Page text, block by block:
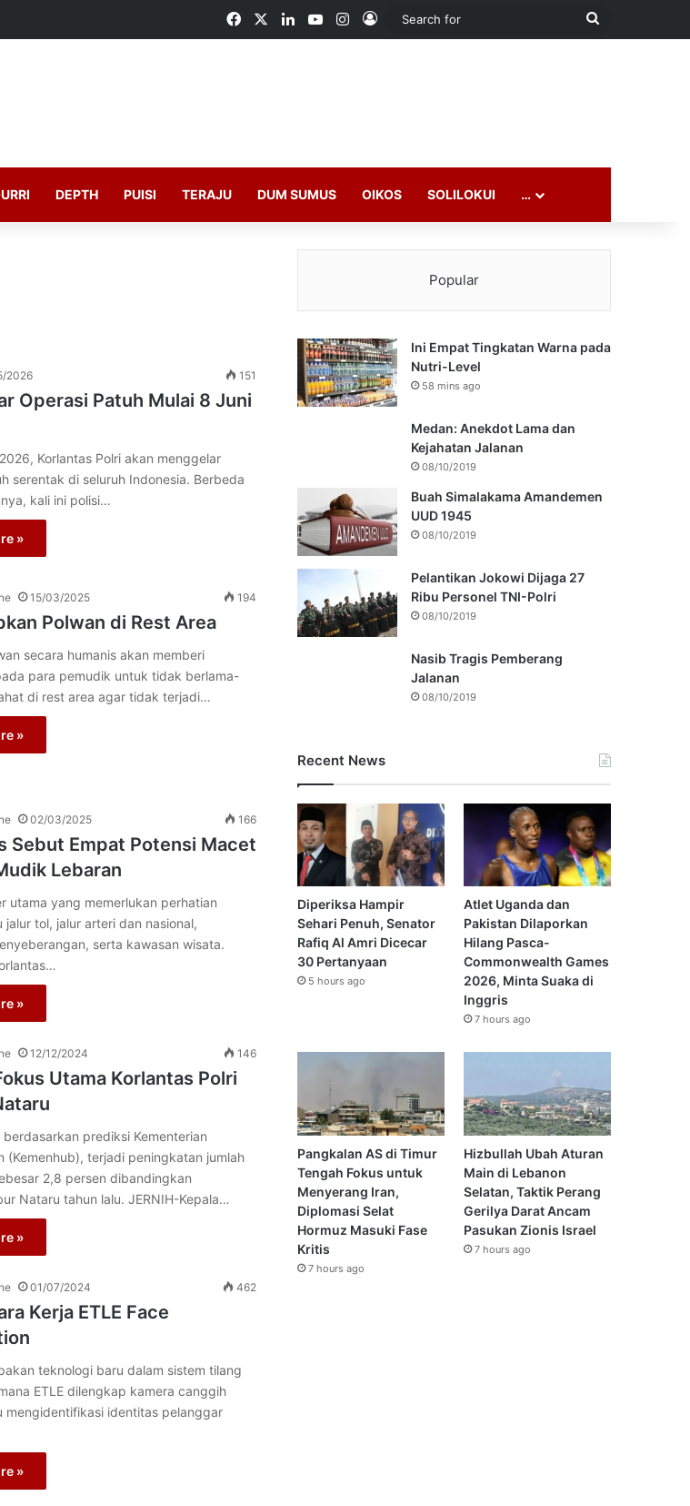
FacebookLinkedInYouTubeInstagram
Log In
Search
DEPTH PUISI TERAJU DUM SUMUS OIKOS SOLILOKUI …
2026 151
Operasi Patuh Mulai 8 Juni
Korlantas Polri akan menggelar
serentak di seluruh Indonesia. Berbeda
kali ini polisi…
»
15/03/2025 194
Polwan di Rest Area
secara humanis akan memberi
para pemudik untuk tidak berlama-
di rest area agar tidak terjadi…
»
02/03/2025 166
Sebut Empat Potensi Macet
Lebaran
utama yang memerlukan perhatian
jalur tol, jalur arteri dan nasional,
serta kawasan wisata.
»
12/12/2024 146
Utama Korlantas Polri
berdasarkan prediksi Kementerian
(Kemenhub), terjadi peningkatan jumlah
2,8 persen dibandingkan
Nataru tahun lalu. JERNIH-Kepala…
»
01/07/2024 462
Kerja ETLE Face
teknologi baru dalam sistem tilang
ETLE dilengkap kamera canggih
mengidentifikasi identitas pelanggar
»
Popular
Ini Empat Tingkatan Warna pada
Nutri-Level
58 mins ago
Medan: Anekdot Lama dan
Kejahatan Jalanan
08/10/2019
Buah Simalakama Amandemen
UUD 1945
08/10/2019
Pelantikan Jokowi Dijaga 27
Ribu Personel TNI-Polri
08/10/2019
Nasib Tragis Pemberang
Jalanan
08/10/2019
Recent News
Diperiksa Hampir
Sehari Penuh, Senator
Rafiq Al Amri Dicecar
30 Pertanyaan
5 hours ago
Atlet Uganda dan
Pakistan Dilaporkan
Hilang Pasca-
Commonwealth Games
2026, Minta Suaka di
Inggris
7 hours ago
Pangkalan AS di Timur
Tengah Fokus untuk
Menyerang Iran,
Diplomasi Selat
Hormuz Masuki Fase
Kritis
7 hours ago
Hizbullah Ubah Aturan
Main di Lebanon
Selatan, Taktik Perang
Gerilya Darat Ancam
Pasukan Zionis Israel
7 hours ago